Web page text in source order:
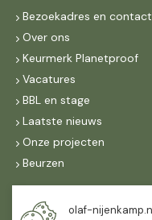
Bezoekadres en contact
Over ons
Keurmerk Planetproof
Vacatures
BBL en stage
Laatste nieuws
Onze projecten
Beurzen
Maandag t/m vrijdag
olaf-